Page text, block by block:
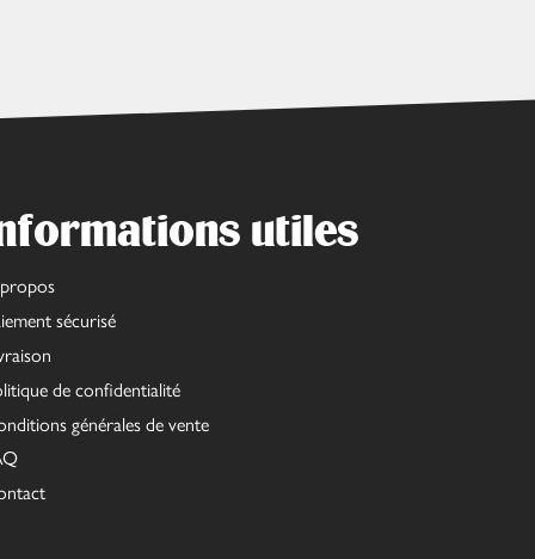
utiles
sécurisé
de confidentialité
générales de vente